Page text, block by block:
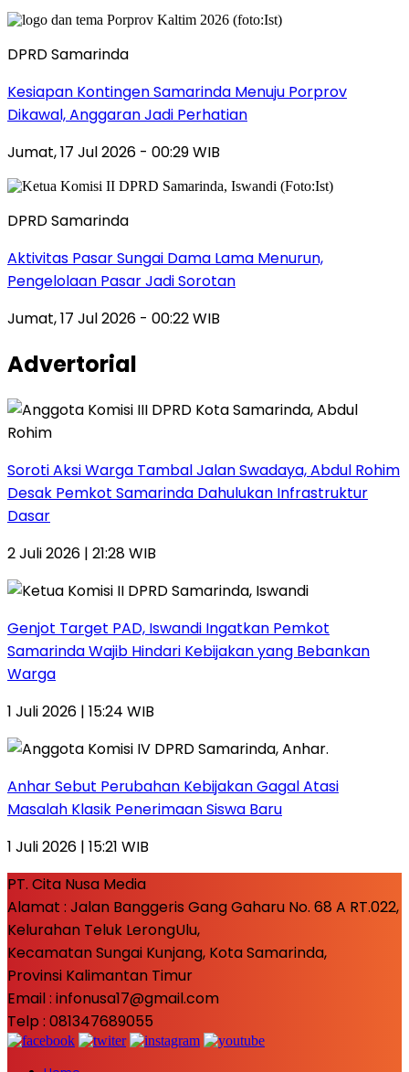
DPRD Samarinda
Kesiapan Kontingen Samarinda Menuju Porprov
Dikawal, Anggaran Jadi Perhatian
Jumat, 17 Jul 2026 - 00:29 WIB
DPRD Samarinda
Aktivitas Pasar Sungai Dama Lama Menurun,
Pengelolaan Pasar Jadi Sorotan
Jumat, 17 Jul 2026 - 00:22 WIB
Advertorial
Soroti Aksi Warga Tambal Jalan Swadaya, Abdul Rohim
Desak Pemkot Samarinda Dahulukan Infrastruktur
Dasar
2 Juli 2026 | 21:28 WIB
Genjot Target PAD, Iswandi Ingatkan Pemkot
Samarinda Wajib Hindari Kebijakan yang Bebankan
Warga
1 Juli 2026 | 15:24 WIB
Anhar Sebut Perubahan Kebijakan Gagal Atasi
Masalah Klasik Penerimaan Siswa Baru
1 Juli 2026 | 15:21 WIB
PT. Cita Nusa Media
Alamat : Jalan Banggeris Gang Gaharu No. 68 A RT.022,
Kelurahan Teluk LerongUlu,
Kecamatan Sungai Kunjang, Kota Samarinda,
Provinsi Kalimantan Timur
Email : infonusa17@gmail.com
Telp : 081347689055